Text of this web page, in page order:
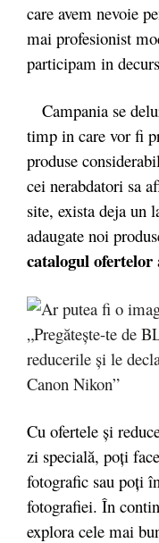
care avem nevoie
mai profesionist
participam in
Campania se
timp in care vor fi
produse
cei nerabdatori sa
site, exista deja un
adaugate noi
catalogul ofertelor
Cu ofertele și
zi specială, poți
fotografic sau poți
fotografiei. În
explora cele mai